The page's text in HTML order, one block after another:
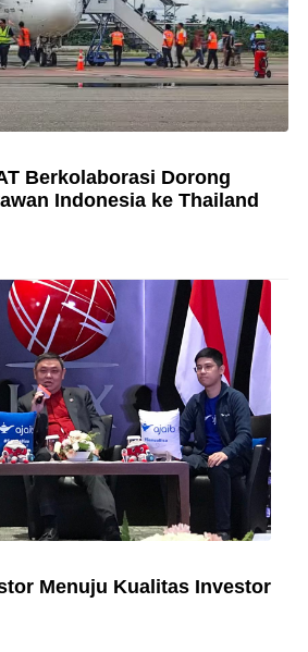
Berkolaborasi Dorong
Indonesia ke Thailand
Menuju Kualitas Investor